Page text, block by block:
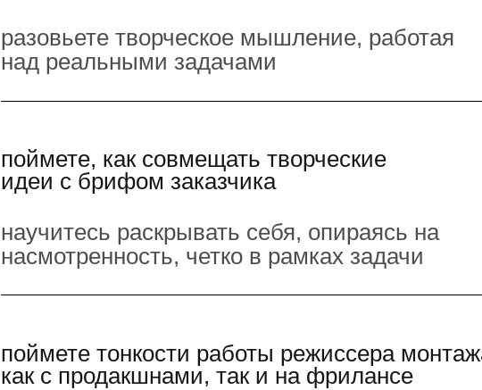
разовьете творческое мышление, работая
над реальными задачами
поймете, как совмещать творческие
идеи с брифом заказчика
научитесь раскрывать себя, опираясь на
насмотренность, четко в рамках задачи
поймете тонкости работы режиссера
как с продакшнами, так и на фрилансе